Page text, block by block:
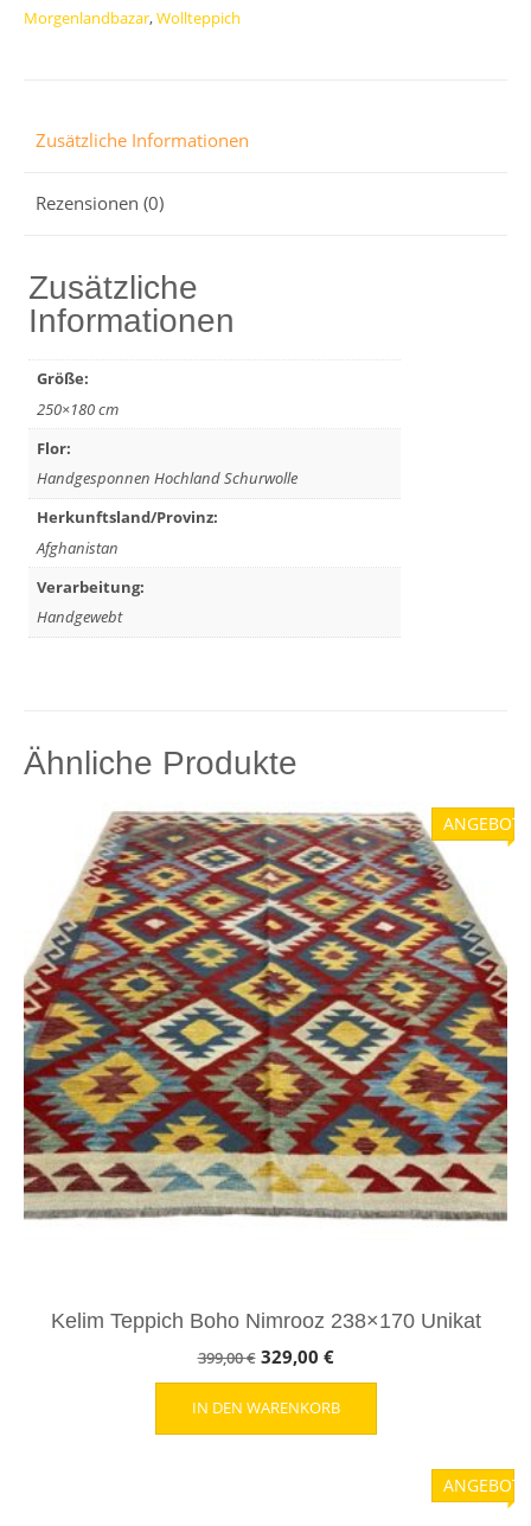
Menge
Morgenlandbazar,Wollteppich
Zusätzliche Informationen
Rezensionen (0)
Zusätzliche
Informationen
Größe:
250×180 cm
Flor:
Handgesponnen Hochland Schurwolle
Herkunftsland/Provinz:
Afghanistan
Verarbeitung:
Handgewebt
Ähnliche Produkte
ANGEBOT!
Kelim Teppich Boho Nimrooz 238×170 Unikat
399,00€ Ursprünglicher
Preis
war:
329,00 €Aktueller
Preis
ist:
IN DEN WARENKORB
ANGEBOT!